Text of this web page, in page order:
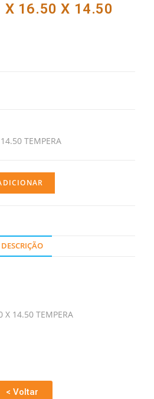
X 16.50 X 14.50
TEMPERA
DESCRIÇÃO
X 14.50 TEMPERA
< Voltar